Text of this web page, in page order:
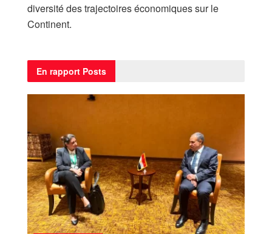
diversité des trajectoires économiques sur le
Continent.
En rapport Posts